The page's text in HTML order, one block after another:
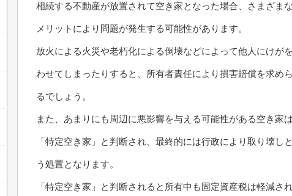
相続する不動産が放置されて空き家となった場合、さまざま
メリットにより問題が発生する可能性があります。
放火による火災や老朽化による倒壊などによって他人にけが
わせてしまったりすると、所有者責任により損害賠償を求め
るでしょう。
また、あまりにも周辺に悪影響を与える可能性がある空き家は
「特定空き家」と判断され、最終的には行政により取り壊し
う処置となります。
「特定空き家」と判断されると所有中も固定資産税は軽減さ